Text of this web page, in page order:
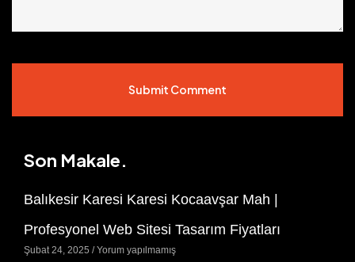
Submit Comment
Son Makale.
Balıkesir Karesi Karesi Kocaavşar Mah |
Profesyonel Web Sitesi Tasarım Fiyatları
Şubat 24, 2025 Yorum yapılmamış